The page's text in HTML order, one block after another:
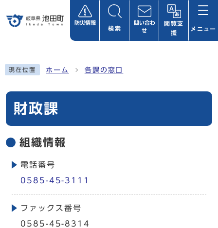
防災情報
検索
問い合わ
せ
閲覧支
援
メニュー
現在位置 ホーム 各課の窓口
財政課
組織情報
電話番号
0585-45-3111
ファックス番号
0585-45-8314